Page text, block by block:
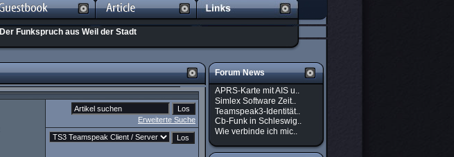
Der Funkspruch aus Weil der Stadt
Erweiterte Suche
Forum News
APRS-Karte mit AIS u..
Simlex Software Zeit..
Teamspeak3-Identität..
Cb-Funk in Schleswig..
Wie verbinde ich mic..